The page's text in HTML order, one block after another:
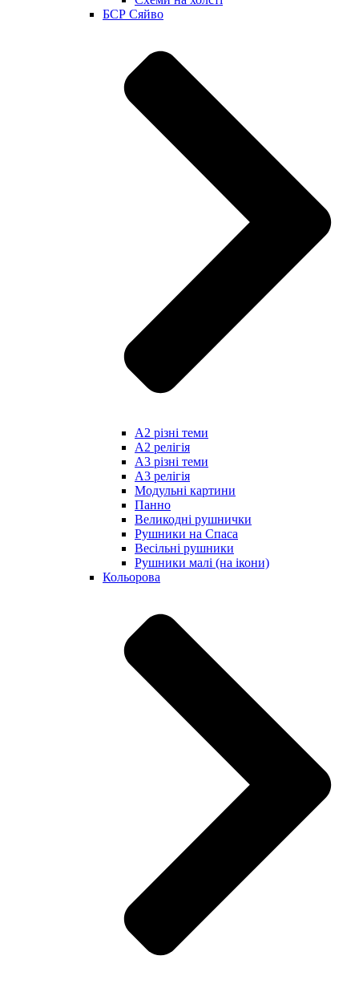
БСР Сяйво
А2 різні теми
А2 релігія
А3 різні теми
А3 релігія
Модульні картини
Панно
Великодні рушнички
Рушники на Спаса
Весільні рушники
Рушники малі (на ікони)
Кольорова